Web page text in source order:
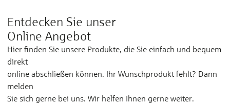
Entdecken Sie unser
Online Angebot
Hier finden Sie unsere Produkte, die Sie einfach und bequem
direkt
online abschließen können. Ihr Wunschprodukt fehlt? Dann
melden
Sie sich gerne bei uns. Wir helfen Ihnen gerne weiter.